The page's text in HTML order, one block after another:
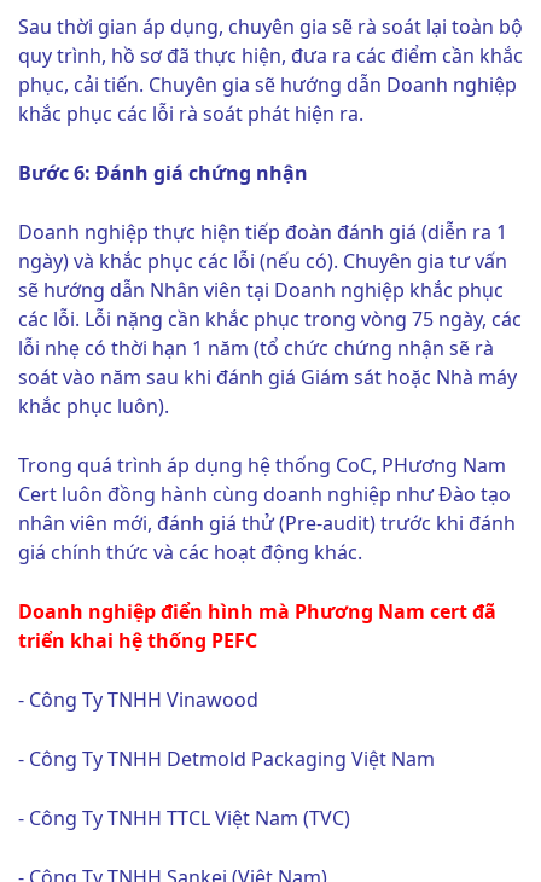
Sau thời gian áp dụng, chuyên gia sẽ rà soát lại toàn bộ
quy trình, hồ sơ đã thực hiện, đưa ra các điểm cần khắc
phục, cải tiến. Chuyên gia sẽ hướng dẫn Doanh nghiệp
khắc phục các lỗi rà soát phát hiện ra.
Bước 6: Đánh giá chứng nhận
Doanh nghiệp thực hiện tiếp đoàn đánh giá (diễn ra 1
ngày) và khắc phục các lỗi (nếu có). Chuyên gia tư vấn
sẽ hướng dẫn Nhân viên tại Doanh nghiệp khắc phục
các lỗi. Lỗi nặng cần khắc phục trong vòng 75 ngày, các
lỗi nhẹ có thời hạn 1 năm (tổ chức chứng nhận sẽ rà
soát vào năm sau khi đánh giá Giám sát hoặc Nhà máy
khắc phục luôn).
Trong quá trình áp dụng hệ thống CoC, PHương Nam
Cert luôn đồng hành cùng doanh nghiệp như Đào tạo
nhân viên mới, đánh giá thử (Pre-audit) trước khi đánh
giá chính thức và các hoạt động khác.
Doanh nghiệp điển hình mà Phương Nam cert đã
triển khai hệ thống PEFC
- Công Ty TNHH Vinawood
- Công Ty TNHH Detmold Packaging Việt Nam
- Công Ty TNHH TTCL Việt Nam (TVC)